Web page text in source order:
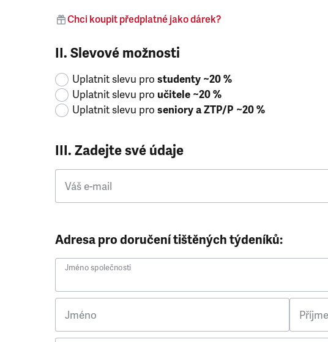
Chci koupit předplatné jako dárek?
II. Slevové možnosti
Uplatnit slevu pro studenty ~20 %
Uplatnit slevu pro učitele ~20 %
Uplatnit slevu pro seniory a ZTP/P ~20 %
III. Zadejte své údaje
Váš e-mail
Adresa pro doručení tištěných týdeníků:
Jméno společnosti
Jméno